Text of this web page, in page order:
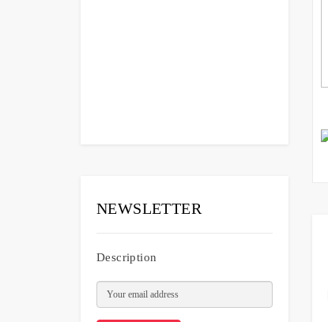
NEWSLETTER
Description